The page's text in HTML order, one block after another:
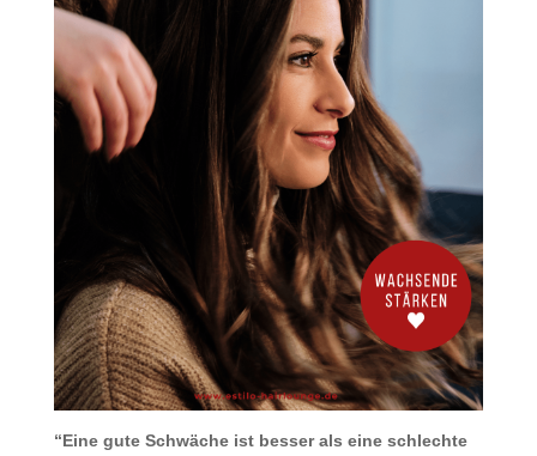
“Eine gute Schwäche ist besser als eine schlechte